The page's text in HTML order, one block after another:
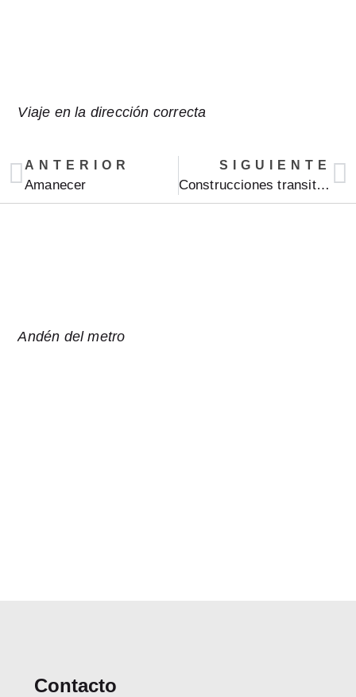
Viaje en la dirección correcta
Andén del metro
ANTERIOR
Amanecer
SIGUIENTE
Construcciones transitables 1
Contacto